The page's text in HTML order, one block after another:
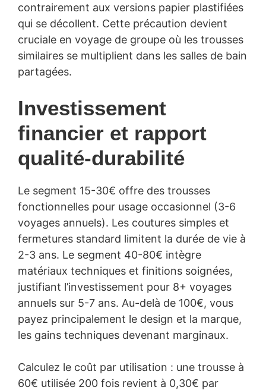
contrairement aux versions papier plastifiées
qui se décollent. Cette précaution devient
cruciale en voyage de groupe où les trousses
similaires se multiplient dans les salles de bain
partagées.
Investissement
financier et rapport
qualité-durabilité
Le segment 15-30€ offre des trousses
fonctionnelles pour usage occasionnel (3-6
voyages annuels). Les coutures simples et
fermetures standard limitent la durée de vie à
2-3 ans. Le segment 40-80€ intègre
matériaux techniques et finitions soignées,
justifiant l’investissement pour 8+ voyages
annuels sur 5-7 ans. Au-delà de 100€, vous
payez principalement le design et la marque,
les gains techniques devenant marginaux.
Calculez le coût par utilisation : une trousse à
60€ utilisée 200 fois revient à 0,30€ par